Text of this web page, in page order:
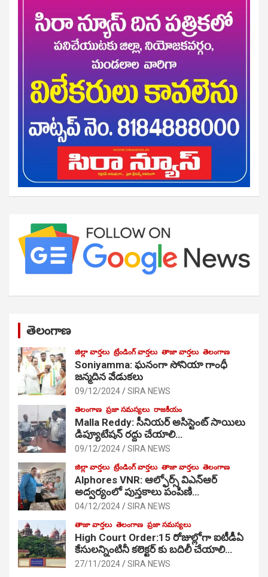
తెలంగాణ
జిల్లా వార్తలు ట్రేండింగ్ వార్తలు తాజా వార్తలు తెలంగాణ
Soniyamma: ఘ‌నంగా సోనియా గాంధీ
జ‌న్మ‌దిన వేడుక‌లు
09/12/2024 SIRA NEWS
తెలంగాణ ప్రజా సమస్యలు రాజకీయం
Malla Reddy: సీనియర్ అసిస్టెంట్ సాయిలు
డిప్యూటేషన్ రద్దు చేయాలి…
09/12/2024 SIRA NEWS
జిల్లా వార్తలు ట్రేండింగ్ వార్తలు తాజా వార్తలు తెలంగాణ
Alphores VNR: ఆల్ఫోర్స్ విఎన్ఆర్
అద్వర్యంలో పుస్తకాలు పంపిణి…
04/12/2024 SIRA NEWS
తాజా వార్తలు తెలంగాణ ప్రజా సమస్యలు
High Court Order:15 రోజుల్లోగా ఐటీడీఏ
కేసులన్నింటినీ కలెక్టర్ కు బదిలీ చేయాలి…
27/11/2024 SIRA NEWS